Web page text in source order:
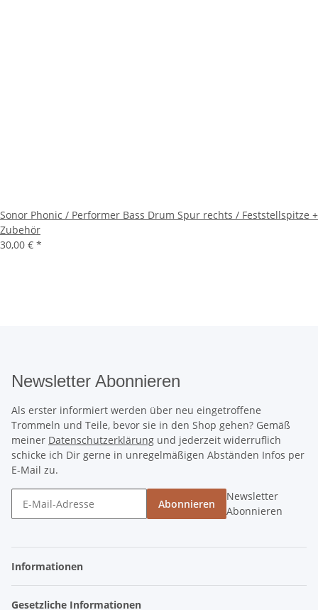
Sonor Phonic / Performer Bass Drum Spur rechts / Feststellspitze +
Zubehör
30,00 € *
Newsletter Abonnieren
Als erster informiert werden über neu eingetroffene
Trommeln und Teile, bevor sie in den Shop gehen? Gemäß
meiner Datenschutzerklärung und jederzeit widerruflich
schicke ich Dir gerne in unregelmäßigen Abständen Infos per
E-Mail zu.
Abonnieren
Newsletter
Abonnieren
Informationen
Gesetzliche Informationen